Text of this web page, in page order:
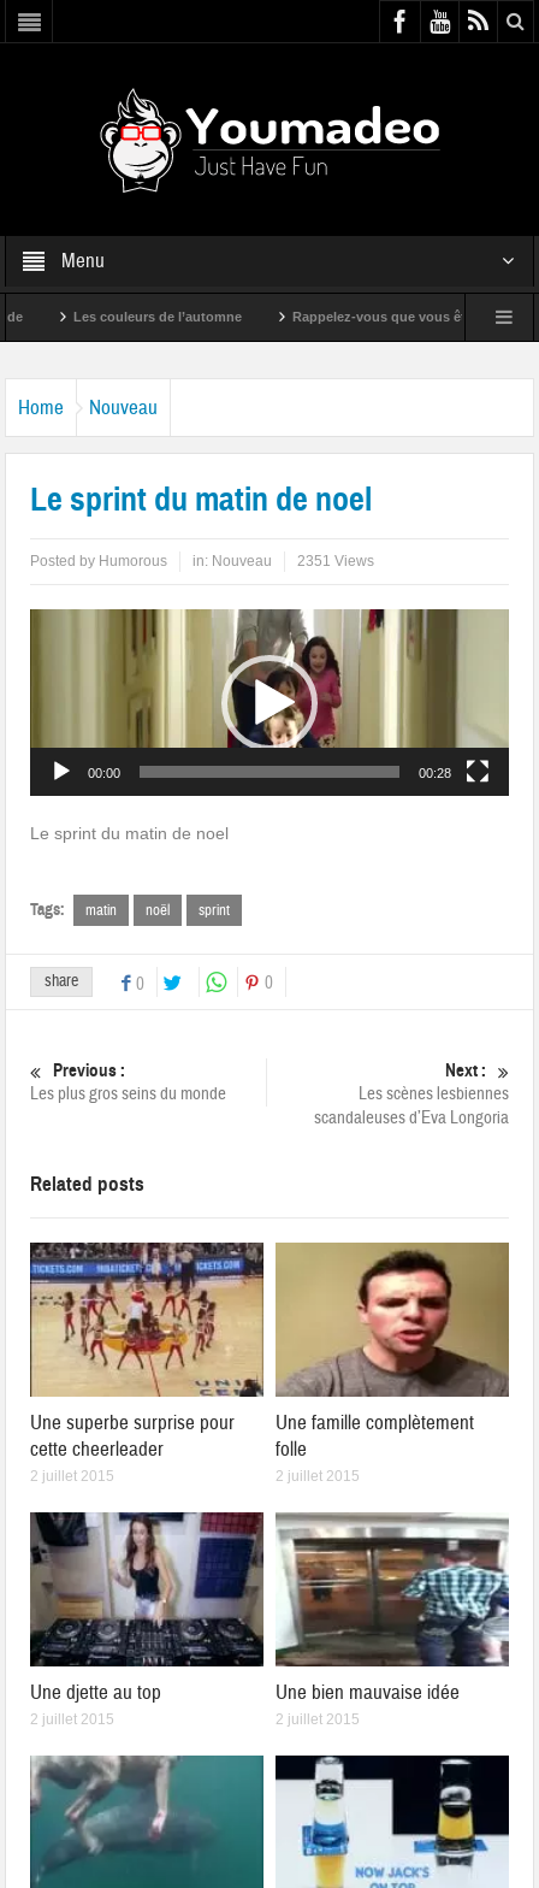
Menu
Les couleurs de l’automne Rappelez-vous que vous êtes super !
Home Nouveau
Le sprint du matin de noel
Posted by Humorous in: Nouveau 2351 Views
00:00 00:28
Le sprint du matin de noel
Tags: matin noël sprint
share 0 0
Previous :
Les plus gros seins du monde
Next :
Les scènes lesbiennes
scandaleuses d’Eva Longoria
Related posts
Une superbe surprise pour
cette cheerleader
2 juillet 2015
Une famille complètement
folle
2 juillet 2015
Une djette au top
2 juillet 2015
Une bien mauvaise idée
2 juillet 2015